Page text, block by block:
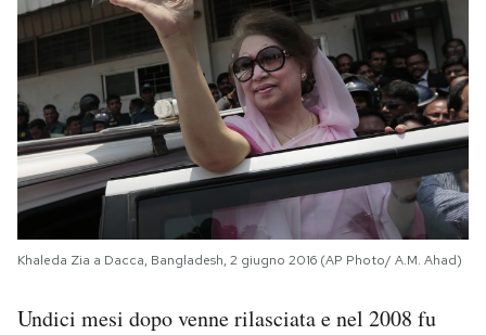
Khaleda Zia a Dacca, Bangladesh, 2 giugno 2016 (AP Photo/ A.M. Ahad)
Undici mesi dopo venne rilasciata e nel 2008 fu